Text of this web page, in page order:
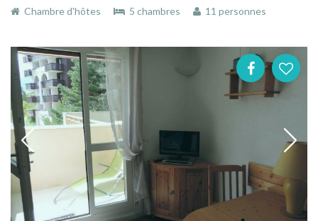
Chambre d'hôtes 5 chambres 11 personnes